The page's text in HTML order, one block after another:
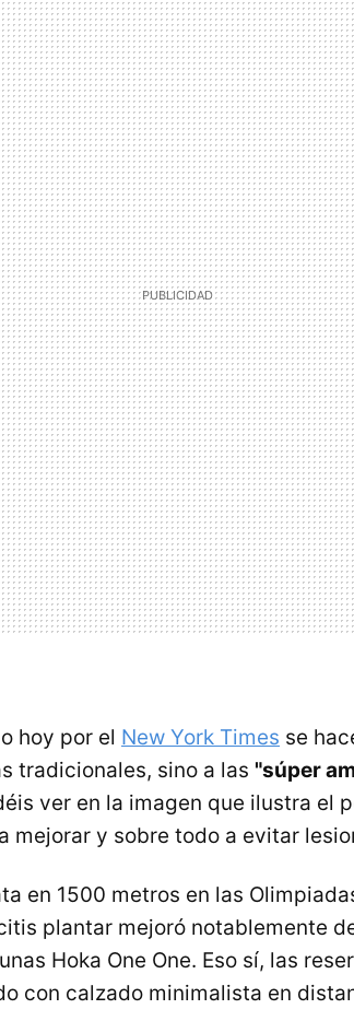
hoy por el New York Times se
tradicionales, sino a las "súper
ver en la imagen que ilustra el
mejorar y sobre todo a evitar
en 1500 metros en las
plantar mejoró notablemente
Hoka One One. Eso sí, las
con calzado minimalista en